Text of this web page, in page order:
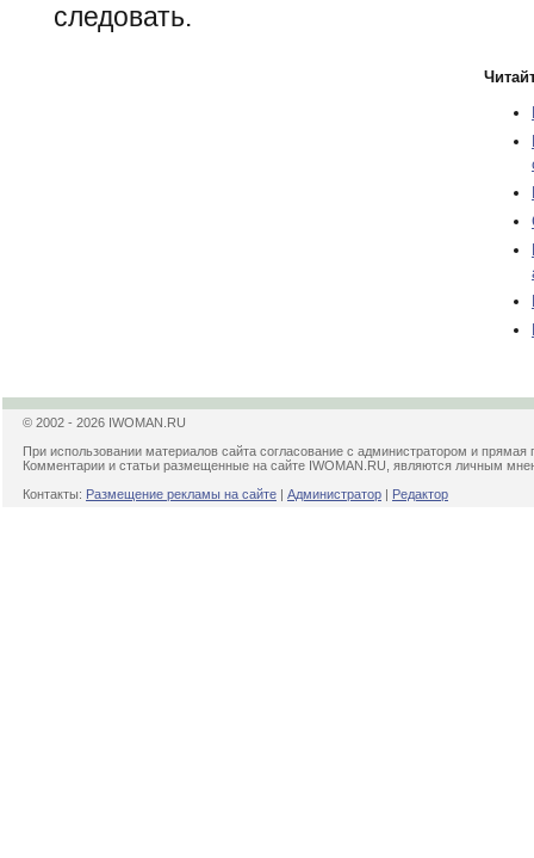
следовать.
© 2002 - 2026 IWOMAN.RU
При использовании материалов сайта согласование с администратором и прямая
Комментарии и статьи размещенные на сайте IWOMAN.RU, являются личным
Контакты: Размещение рекламы на сайте | Администратор | Редактор